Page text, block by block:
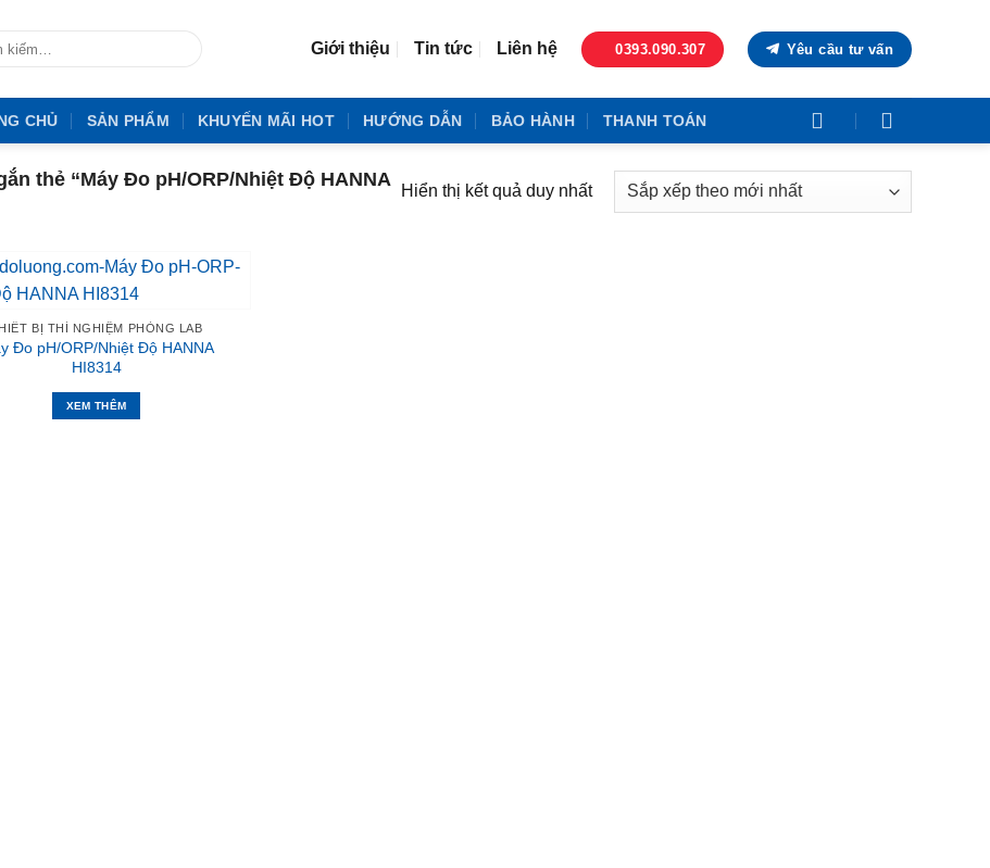
Giới thiệu Tin tức Liên hệ 0393.090.307 Yêu cầu tư vấn
CHỦ SẢN PHẨM KHUYẾN MÃI HOT HƯỚNG DẪN BẢO HÀNH THANH TOÁN
thẻ “Máy Đo pH/ORP/Nhiệt Độ HANNA
Hiển thị kết quả duy nhất
BỊ THÍ NGHIỆM PHÒNG LAB
Đo pH/ORP/Nhiệt Độ HANNA
HI8314
XEM THÊM